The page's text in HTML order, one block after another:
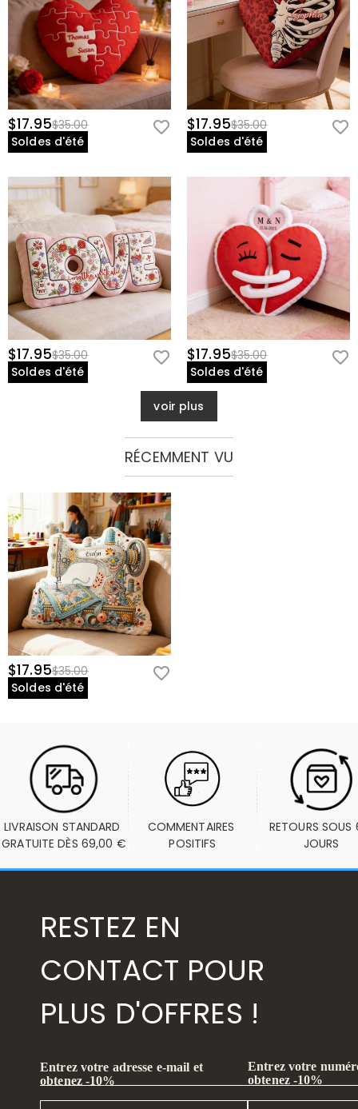
$17.95$35.00
Soldes d'été
$17.95$35.00
Soldes d'été
$17.95$35.00
Soldes d'été
$17.95$35.00
Soldes d'été
voir plus
RÉCEMMENT VU
$17.95$35.00
Soldes d'été
LIVRAISON STANDARD
GRATUITE DÈS 69,00 €
COMMENTAIRES
POSITIFS
RETOURS SOUS
JOURS
RESTEZ EN
CONTACT POUR
PLUS D'OFFRES !
Entrez votre adresse e-mail et
obtenez -10%
Entrez votre
obtenez -10%